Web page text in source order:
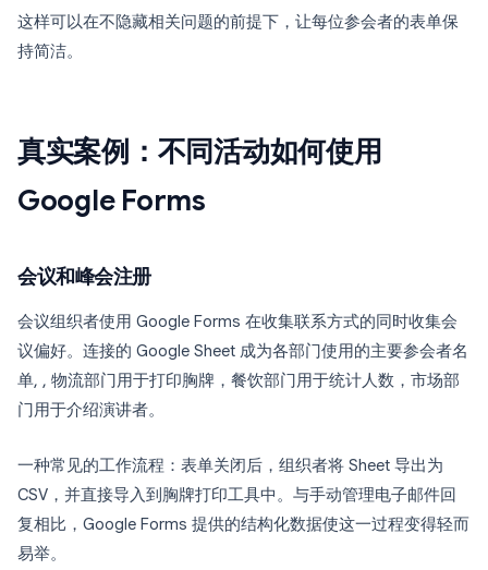
这样可以在不隐藏相关问题的前提下，让每位参会者的表单保
持简洁。
真实案例：不同活动如何使用
Google Forms
会议和峰会注册
会议组织者使用 Google Forms 在收集联系方式的同时收集会
议偏好。连接的 Google Sheet 成为各部门使用的主要参会者名
单, , 物流部门用于打印胸牌，餐饮部门用于统计人数，市场部
门用于介绍演讲者。
一种常见的工作流程：表单关闭后，组织者将 Sheet 导出为
CSV，并直接导入到胸牌打印工具中。与手动管理电子邮件回
复相比，Google Forms 提供的结构化数据使这一过程变得轻而
易举。